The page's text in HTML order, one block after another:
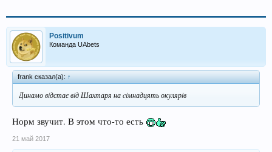
Positivum
Команда UAbets
frank сказал(а): ↑
Динамо вiдстає вiд Шахтаря на ciмнадцять окулярiв
Норм звучит. В этом что-то есть
21 май 2017